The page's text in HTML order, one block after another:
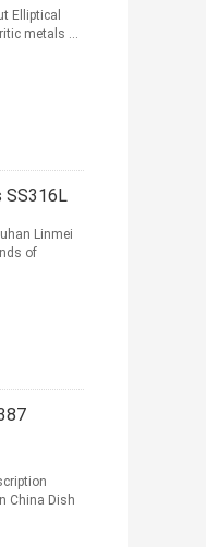
Elliptical
metals ...
SS316L
Linmei
of
China Dish